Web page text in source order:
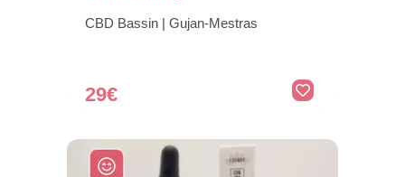
CBD Bassin | Gujan-Mestras
29€